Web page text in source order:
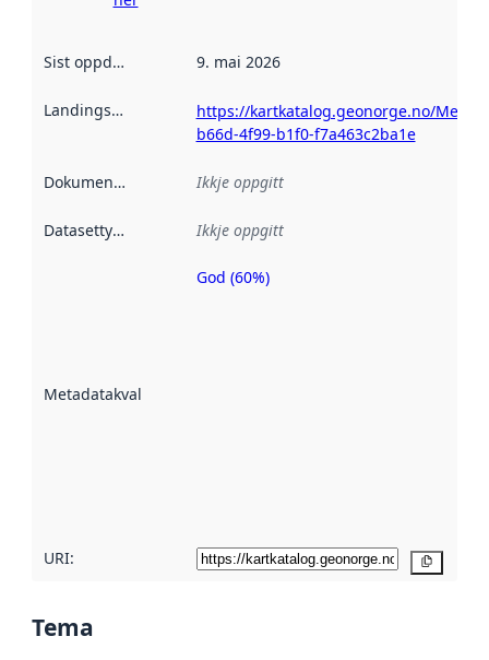
Sist oppdatert 9. mai 2026
Landingsside
https://kartkatalog.geonorge.no/
b66d-4f99-b1f0-f7a463c2ba1e
Dokumentasjon Ikkje oppgitt
Datasettype Ikkje oppgitt
Metadatakvalitet
Metadatakvalitet
God (60%)
URI:
Tema